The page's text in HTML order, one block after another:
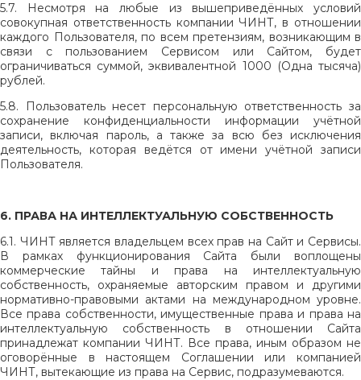
5.7. Несмотря на любые из вышеприведённых условий
совокупная ответственность компании ЧИНТ, в отношении
каждого Пользователя, по всем претензиям, возникающим в
связи с пользованием Сервисом или Сайтом, будет
ограничиваться суммой, эквивалентной 1000 (Одна тысяча)
рублей.
5.8. Пользователь несет персональную ответственность за
сохранение конфиденциальности информации учётной
записи, включая пароль, а также за всю без исключения
деятельность, которая ведётся от имени учётной записи
Пользователя.
6. ПРАВА НА ИНТЕЛЛЕКТУАЛЬНУЮ СОБСТВЕННОСТЬ
6.1. ЧИНТ является владельцем всех прав на Сайт и Сервисы.
В рамках функционирования Сайта были воплощены
коммерческие тайны и права на интеллектуальную
собственность, охраняемые авторским правом и другими
нормативно-правовыми актами на международном уровне.
Все права собственности, имущественные права и права на
интеллектуальную собственность в отношении Сайта
принадлежат компании ЧИНТ. Все права, иным образом не
оговорённые в настоящем Соглашении или компанией
ЧИНТ, вытекающие из права на Сервис, подразумеваются.